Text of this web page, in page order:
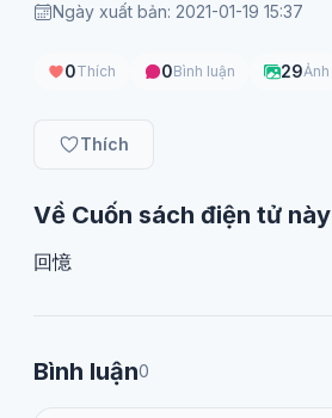
Ngày xuất bản: 2021-01-19 15:37
0Thích 0Bình luận 29Ảnh
Thích
Về Cuốn sách điện tử này
回憶
Bình luận0